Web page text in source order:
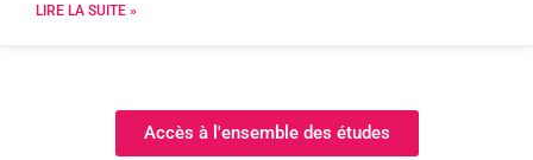
LIRE LA SUITE »
Accès à l'ensemble des études